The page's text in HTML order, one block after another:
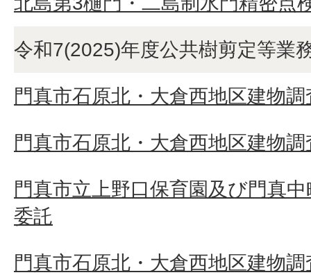
令和7(2025)年度公共樹剪定等業
門真市石原北・大倉西地区建物
門真市石原北・大倉西地区建物
門真市立上野口保育園及び門真
委託
門真市石原北・大倉西地区建物